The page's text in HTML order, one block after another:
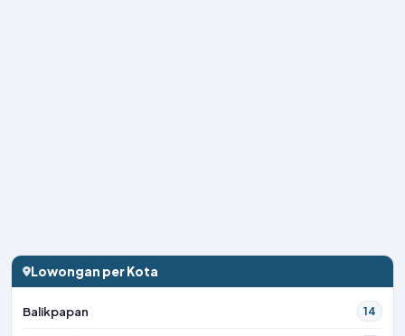
Lowongan per Kota
Balikpapan 14